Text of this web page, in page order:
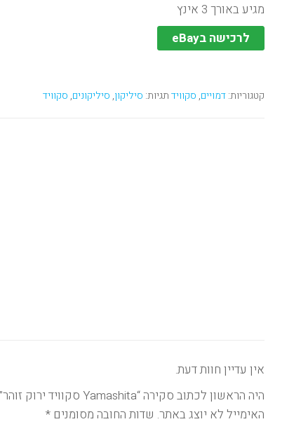
מגיע באורך 3 אינץ
לרכישה בeBay
קטגוריות:דמויים, סקווידתגיות: סיליקון, סיליקונים, סקוויד
אין עדיין חוות דעת.
היה הראשון לכתוב סקירה “Yamashita סקוויד ירוק זוהר”
האימייל לא יוצג באתר. שדות החובה מסומנים *